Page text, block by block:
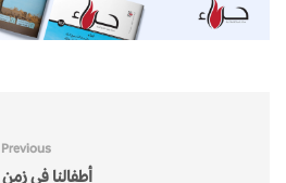
Previous
أطفالنا في زمن